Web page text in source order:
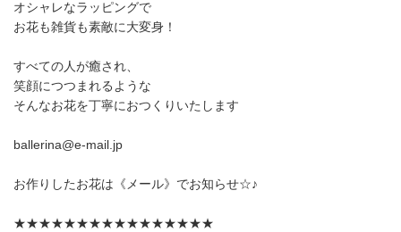
オシャレなラッピングで
お花も雑貨も素敵に大変身！
すべての人が癒され、
笑顔につつまれるような
そんなお花を丁寧におつくりいたします
ballerina@e-mail.jp
お作りしたお花は《メール》でお知らせ☆♪
★★★★★★★★★★★★★★★★